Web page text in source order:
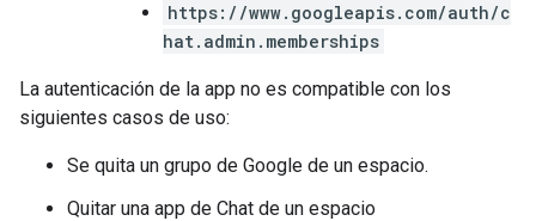
https://www.googleapis.com/auth/c
hat.admin.memberships
La autenticación de la app no es compatible con los
siguientes casos de uso:
Se quita un grupo de Google de un espacio.
Quitar una app de Chat de un espacio